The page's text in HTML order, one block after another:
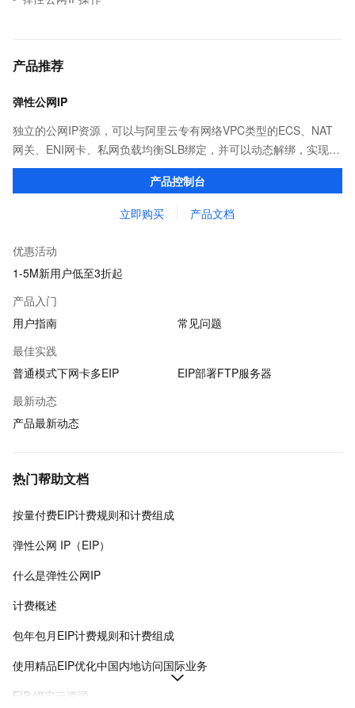
产品推荐
弹性公网IP
独立的公网IP资源，可以与阿里云专有网络VPC类型的ECS、NAT
网关、ENI网卡、私网负载均衡SLB绑定，并可以动态解绑，实现公
网IP与ECS、NAT网关、ENI网卡、SLB的解耦，满足灵活管理的要
产品控制台
立即购买 产品文档
优惠活动
1-5M新用户低至3折起
产品入门
用户指南
常见问题
最佳实践
普通模式下网卡多EIP
EIP部署FTP服务器
最新动态
产品最新动态
热门帮助文档
按量付费EIP计费规则和计费组成
弹性公网 IP（EIP）
什么是弹性公网IP
计费概述
包年包月EIP计费规则和计费组成
使用精品EIP优化中国内地访问国际业务
EIP 绑定云资源